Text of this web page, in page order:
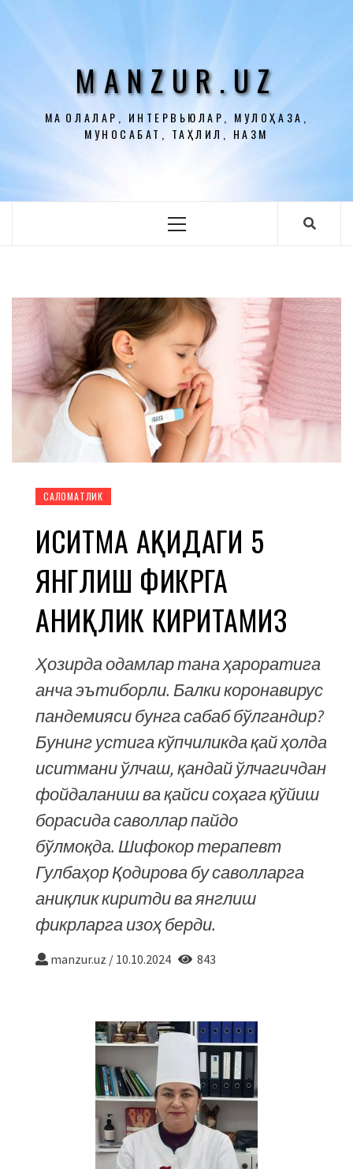
MANZUR.UZ
МАҚОЛАЛАР, ИНТЕРВЬЮЛАР, МУЛОҲАЗА,
МУНОСАБАТ, ТАҲЛИЛ, НАЗМ
меню
CАЛОМАТЛИК
ИСИТМА ҲАҚИДАГИ 5
ЯНГЛИШ ФИКРГА
АНИҚЛИК КИРИТАМИЗ
Ҳозирда одамлар тана ҳароратига
анча эътиборли. Балки коронавирус
пандемияси бунга сабаб бўлгандир?
Бунинг устига кўпчиликда қай ҳолда
иситмани ўлчаш, қандай ўлчагичдан
фойдаланиш ва қайси соҳага қўйиш
борасида саволлар пайдо
бўлмоқда. Шифокор терапевт
Гулбаҳор Қодирова бу саволларга
аниқлик киритди ва янглиш
фикрларга изоҳ берди.
manzur.uz / 10.10.2024 843